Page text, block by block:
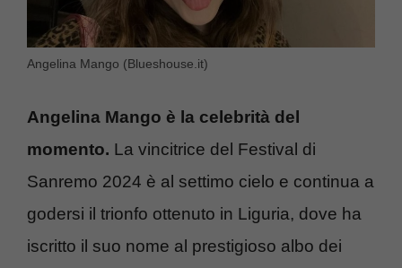
Angelina Mango (Blueshouse.it)
Angelina Mango è la celebrità del
momento. La vincitrice del Festival di
Sanremo 2024 è al settimo cielo e continua a
godersi il trionfo ottenuto in Liguria, dove ha
iscritto il suo nome al prestigioso albo dei